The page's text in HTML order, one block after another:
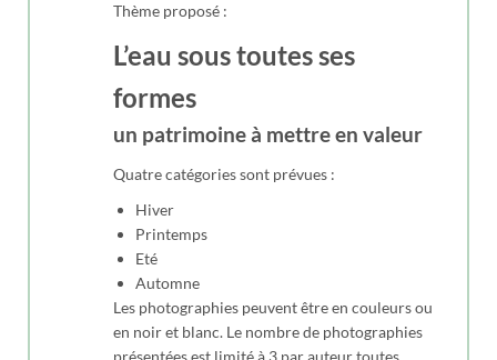
Thème proposé :
L’eau sous toutes ses
formes
un patrimoine à mettre en valeur
Quatre catégories sont prévues :
Hiver
Printemps
Eté
Automne
Les photographies peuvent être en couleurs ou
en noir et blanc. Le nombre de photographies
présentées est limité à 3 par auteur toutes